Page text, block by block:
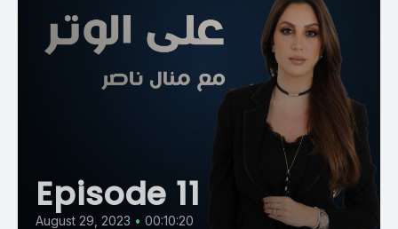
Episode 11
August 29, 2023 • 00:10:20